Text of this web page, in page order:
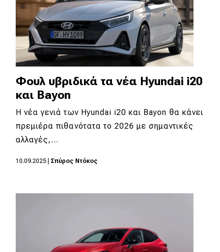
Φουλ υβριδικά τα νέα Hyundai i20
και Bayon
Η νέα γενιά των Hyundai i20 και Bayon θα κάνει
πρεμιέρα πιθανότατα το 2026 με σημαντικές
αλλαγές,…
10.09.2025 Σπύρος Ντόκος